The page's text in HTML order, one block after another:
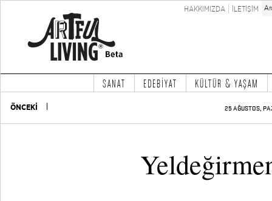
HAKKIMIZDA İLETİŞİM
SANAT EDEBİYAT KÜLTÜR & YAŞAM
ÖNCEKİ 25 AĞUSTOS,